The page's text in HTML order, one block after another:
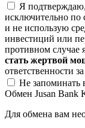
Я
исключительно по
и не использую
инвестиций или
противном случае
стать жертвой
ответственности
Не запоминать
Обмен Jusan Bank
Для обмена вам